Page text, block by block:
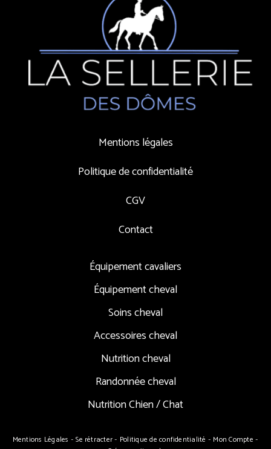
Mentions légales
Politique de confidentialité
CGV
Contact
Équipement cavaliers
Équipement cheval
Soins cheval
Accessoires cheval
Nutrition cheval
Randonnée cheval
Nutrition Chien / Chat
Mentions Légales Se rétracter Politique de confidentialité
Mon Compte